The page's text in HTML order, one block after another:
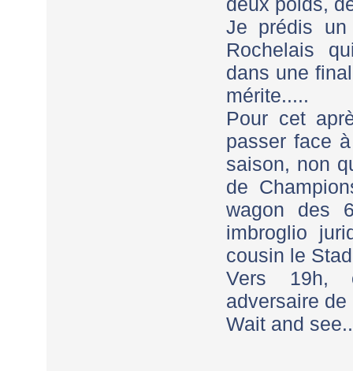
Je prédis
Rochelais
dans une
mérite.....
Pour cet
passer face
saison, non
de
wagon des
imbroglio
cousin le
Vers 19h,
adversaire
Wait and